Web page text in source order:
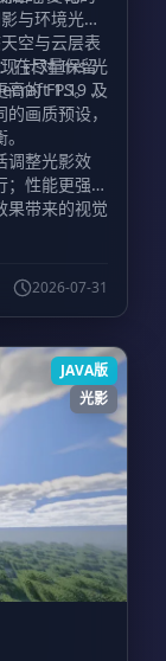
与环境光照
空与云层表
针对 Iris 光
1.19 及
在尽量保留
的 FPS。无
画质预设，
调整光影效
性能更强的
果带来的视觉
2026-07-31
JAVA版
光影